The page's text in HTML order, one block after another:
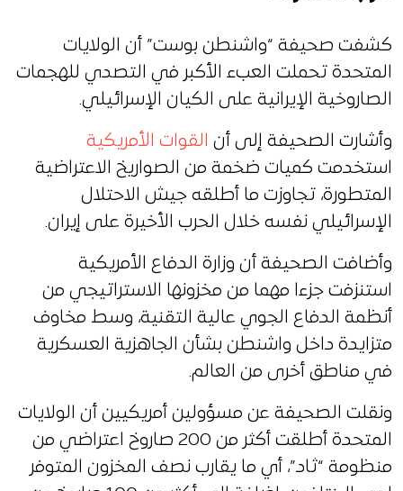
كشفت صحيفة “واشنطن بوست” أن الولايات
المتحدة تحملت العبء الأكبر في التصدي للهجمات
الصاروخية الإيرانية على الكيان الإسرائيلي.
وأشارت الصحيفة إلى أن القوات الأمريكية
استخدمت كميات ضخمة من الصواريخ الاعتراضية
المتطورة، تجاوزت ما أطلقه جيش الاحتلال
الإسرائيلي نفسه خلال الحرب الأخيرة على إيران.
وأضافت الصحيفة أن وزارة الدفاع الأمريكية
استنزفت جزءا مهما من مخزونها الاستراتيجي من
أنظمة الدفاع الجوي عالية التقنية، وسط مخاوف
متزايدة داخل واشنطن بشأن الجاهزية العسكرية
في مناطق أخرى من العالم.
ونقلت الصحيفة عن مسؤولين أمريكيين أن الولايات
المتحدة أطلقت أكثر من 200 صاروخ اعتراضي من
منظومة “ثاد”، أي ما يقارب نصف المخزون المتوفر